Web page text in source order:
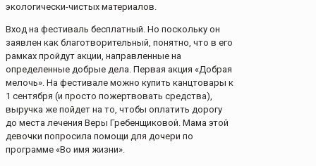
экологически-чистых материалов.
Вход на фестиваль бесплатный. Но поскольку он
заявлен как благотворительный, понятно, что в его
рамках пройдут акции, направленные на
определенные добрые дела. Первая акция «Добрая
мелочь». На фестивале можно купить канцтовары к
1 сентября (и просто пожертвовать средства),
выручка же пойдет на то, чтобы оплатить дорогу
до места лечения Веры Гребенщиковой. Мама этой
девочки попросила помощи для дочери по
программе «Во имя жизни».